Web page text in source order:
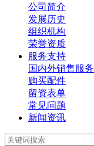
公司简介
发展历史
组织机构
荣誉资质
服务支持
国内外销售服务
购买配件
留资表单
常见问题
新闻资讯